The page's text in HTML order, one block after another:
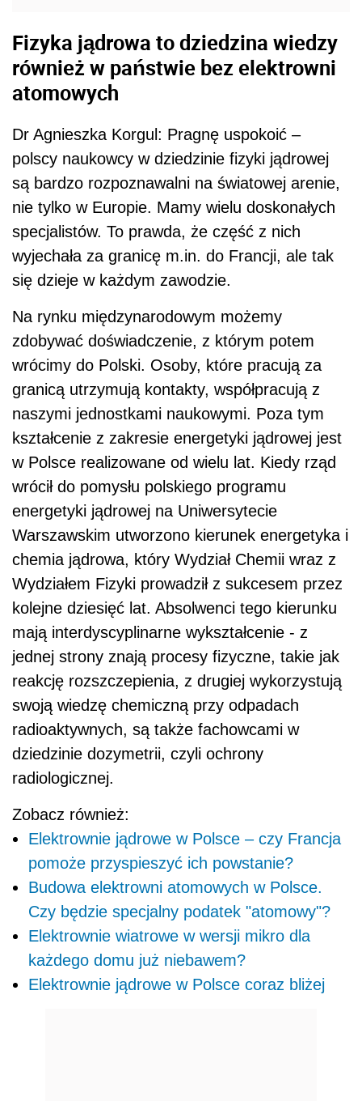
Fizyka jądrowa to dziedzina wiedzy
również w państwie bez elektrowni
atomowych
Dr Agnieszka Korgul: Pragnę uspokoić –
polscy naukowcy w dziedzinie fizyki jądrowej
są bardzo rozpoznawalni na światowej arenie,
nie tylko w Europie. Mamy wielu doskonałych
specjalistów. To prawda, że część z nich
wyjechała za granicę m.in. do Francji, ale tak
się dzieje w każdym zawodzie.
Na rynku międzynarodowym możemy
zdobywać doświadczenie, z którym potem
wrócimy do Polski. Osoby, które pracują za
granicą utrzymują kontakty, współpracują z
naszymi jednostkami naukowymi. Poza tym
kształcenie z zakresie energetyki jądrowej jest
w Polsce realizowane od wielu lat. Kiedy rząd
wrócił do pomysłu polskiego programu
energetyki jądrowej na Uniwersytecie
Warszawskim utworzono kierunek energetyka i
chemia jądrowa, który Wydział Chemii wraz z
Wydziałem Fizyki prowadził z sukcesem przez
kolejne dziesięć lat. Absolwenci tego kierunku
mają interdyscyplinarne wykształcenie - z
jednej strony znają procesy fizyczne, takie jak
reakcję rozszczepienia, z drugiej wykorzystują
swoją wiedzę chemiczną przy odpadach
radioaktywnych, są także fachowcami w
dziedzinie dozymetrii, czyli ochrony
radiologicznej.
Zobacz również:
Elektrownie jądrowe w Polsce – czy Francja
pomoże przyspieszyć ich powstanie?
Budowa elektrowni atomowych w Polsce.
Czy będzie specjalny podatek "atomowy"?
Elektrownie wiatrowe w wersji mikro dla
każdego domu już niebawem?
Elektrownie jądrowe w Polsce coraz bliżej